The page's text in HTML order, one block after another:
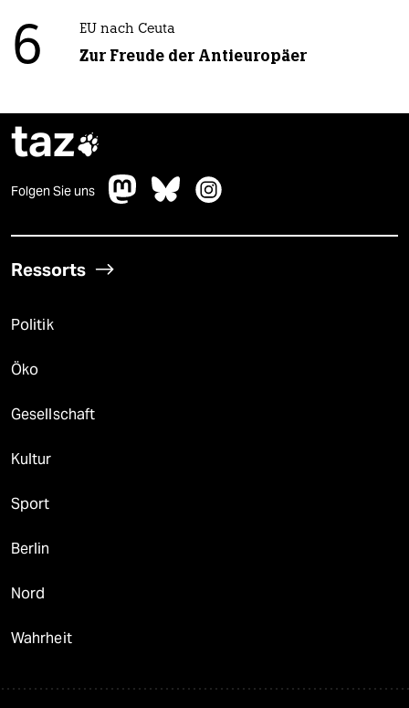
6 EU nach Ceuta
Zur Freude der Antieuropäer
taz
Folgen Sie uns
Ressorts
Politik
Öko
Gesellschaft
Kultur
Sport
Berlin
Nord
Wahrheit